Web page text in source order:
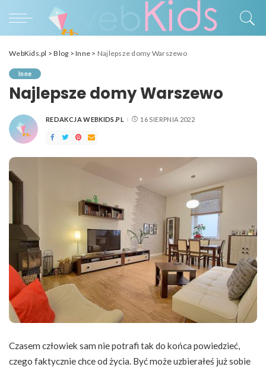
WebKids.pl >Blog >Inne > Najlepsze domy Warszewo
Inne
Najlepsze domy Warszewo
POSTED
REDAKCJA WEBKIDS.PL 16 SIERPNIA 2022
Czasem człowiek sam nie potrafi tak do końca powiedzieć,
czego faktycznie chce od życia. Być może uzbierałeś już sobie